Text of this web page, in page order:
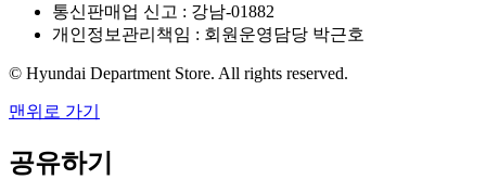
통신판매업 신고 : 강남-01882
개인정보관리책임 : 회원운영담당 박근호
© Hyundai Department Store. All rights reserved.
맨위로 가기
공유하기